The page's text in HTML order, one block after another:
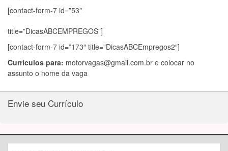
[contact-form-7 id=”53″
title=”DicasABCEMPREGOS”]
[contact-form-7 id=”173″ title=”DicasABCEmpregos2″]
Currículos para: motorvagas@gmail.com.br e colocar no
assunto o nome da vaga
Envie seu Currículo